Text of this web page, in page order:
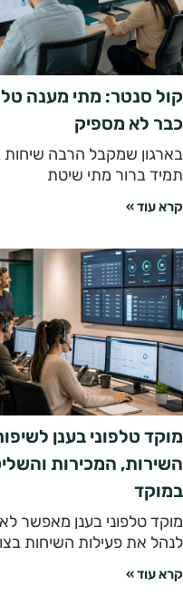
קול סנטר: מתי מענה
כבר לא מספיק
בארגון שמקבל הרבה שיחות
תמיד ברור מתי שיטת
קרא עוד »
מוקד טלפוני בענן
השירות, המכירות
במוקד
מוקד טלפוני בענן מאפשר
לנהל את פעילות השיחות
קרא עוד »